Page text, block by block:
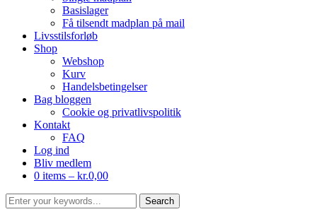
Basislager
Få tilsendt madplan på mail
Livsstilsforløb
Shop
Webshop
Kurv
Handelsbetingelser
Bag bloggen
Cookie og privatlivspolitik
Kontakt
FAQ
Log ind
Bliv medlem
0 items – kr.0,00